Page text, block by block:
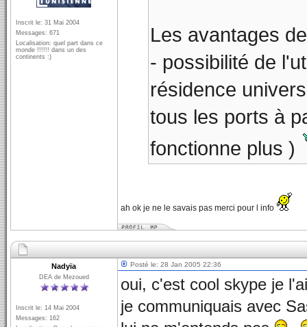
Inscrit le: 31 Mai 2004
Messages: 671
Localisation: quel part dans ce
monde !!!!!! dans un des
continents :)
Les avantages
- possibilité de
résidence
tous les ports à
fonctionne plus )
ah ok je ne le savais pas merci pour l info
Nadyïa
DEA de Mezoued
Inscrit le: 14 Mai 2004
Messages: 162
Posté le: 28 Jan 2005 22:36
oui, c'est cool skype je
je communiquais avec